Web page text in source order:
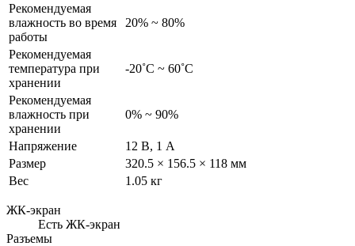
Рекомендуемая
влажность во время
работы
20% ~ 80%
Рекомендуемая
температура при
хранении
-20˚C ~ 60˚C
Рекомендуемая
влажность при
хранении
0% ~ 90%
Напряжение
12 В, 1 А
Размер
320.5 × 156.5 × 118 мм
Вес
1.05 кг
ЖК-экран
Есть ЖК-экран
Разъемы